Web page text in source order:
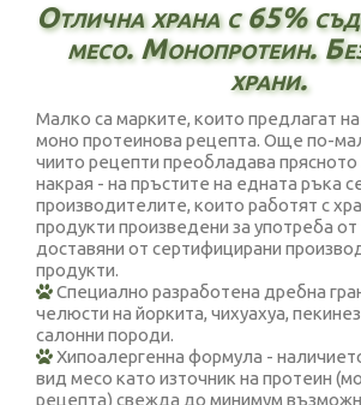
Отлична храна с 65%
месо. Монопротеин.
храни.
Малко са марките, които предлагат на
моно протеинова рецепта. Още по-
чиито рецепти преобладава
накрая - на пръстите на едната ръка
производителите, които работят с
продукти произведени за употреба от
доставяни от сертифицирани
продукти.
Специално разработена дребна
челюсти на йоркита, чихуахуа,
салонни породи.
Хипоалергенна формула -
вид месо като източник на протеин
рецепта) свежда до минимум